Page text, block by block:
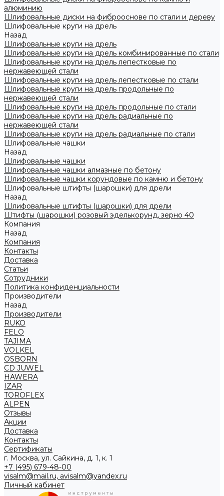
алюминию
Шлифовальные диски на фиброоснове по стали и дереву
Шлифовальные круги на дрель
Назад
Шлифовальные круги на дрель
Шлифовальные круги на дрель комбинированные по стали
Шлифовальные круги на дрель лепестковые по
нержавеющей стали
Шлифовальные круги на дрель лепестковые по стали
Шлифовальные круги на дрель продольные по
нержавеющей стали
Шлифовальные круги на дрель продольные по стали
Шлифовальные круги на дрель радиальные по
нержавеющей стали
Шлифовальные круги на дрель радиальные по стали
Шлифовальные чашки
Назад
Шлифовальные чашки
Шлифовальные чашки алмазные по бетону
Шлифовальные чашки корундовые по камню и бетону
Шлифовальные штифты (шарошки) для дрели
Назад
Шлифовальные штифты (шарошки) для дрели
Штифты (шарошки) розовый эделькорунд, зерно 40
Компания
Назад
Компания
Контакты
Доставка
Статьи
Сотрудники
Политика конфиденциальности
Производители
Назад
Производители
RUKO
FELO
TAJIMA
VOLKEL
OSBORN
CD JUWEL
HAWERA
IZAR
TOROFLEX
ALPEN
Отзывы
Акции
Доставка
Контакты
Сертификаты
г. Москва, ул. Сайкина, д. 1, к. 1
+7 (495) 679-48-00
visalm@mail.ru, avisalm@yandex.ru
Личный кабинет